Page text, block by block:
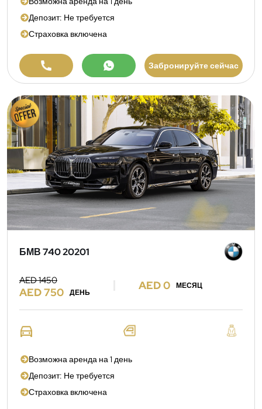
Депозит: Не требуется
Страховка включена
Забронируйте сейчас
БМВ 740 20201
AED 1450
AED 750 ДЕНЬ
AED 0 МЕСЯЦ
Возможна аренда на 1 день
Депозит: Не требуется
Страховка включена